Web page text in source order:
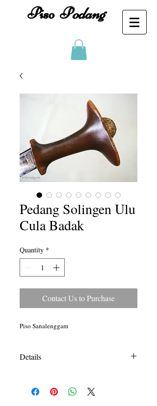
Piso Podang
Pedang Solingen Ulu
Cula Badak
Quantity *
Contact Us to Purchase
Piso Sanalenggam
Details
add more details about your product such
as sizing, material, care instructions and